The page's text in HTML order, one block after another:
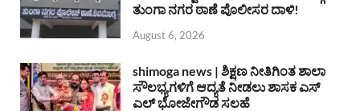
ತುಂಗಾ ನಗರ ಠಾಣೆ ಪೊಲೀಸರ ದಾಳಿ!
August 6, 2026
shimoga news | ಶಿಕ್ಷಣ ನೀತಿಗಿಂತ ಶಾಲಾ
ಸೌಲಭ್ಯಗಳಿಗೆ ಆದ್ಯತೆ ನೀಡಲು ಶಾಸಕ ಎಸ್
ಎಲ್ ಭೋಜೇಗೌಡ ಸಲಹೆ